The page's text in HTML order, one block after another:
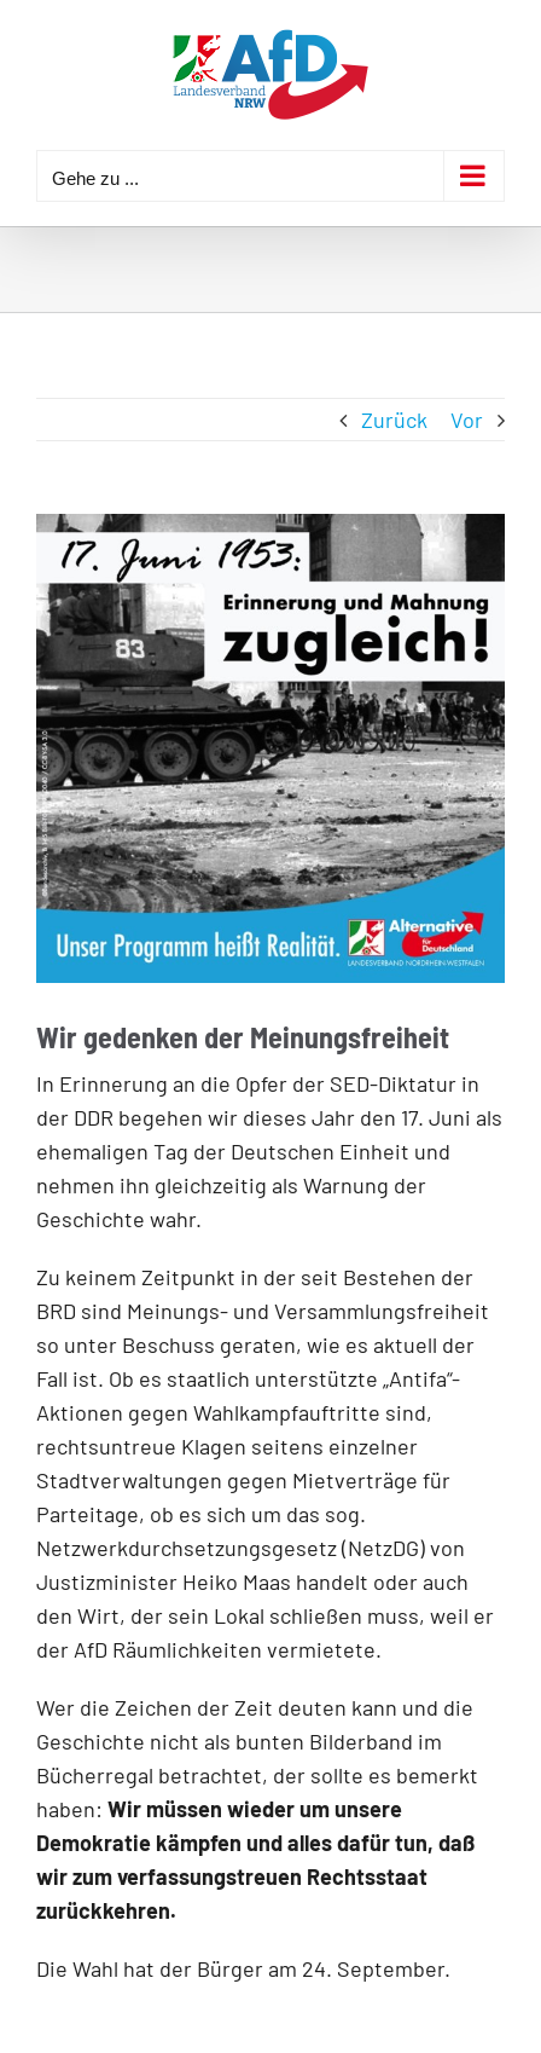
Gehe zu ...
Zurück Vor
Wir gedenken der Meinungsfreiheit
In Erinnerung an die Opfer der SED-Diktatur in
der DDR begehen wir dieses Jahr den 17. Juni als
ehemaligen Tag der Deutschen Einheit und
nehmen ihn gleichzeitig als Warnung der
Geschichte wahr.
Zu keinem Zeitpunkt in der seit Bestehen der
BRD sind Meinungs- und Versammlungsfreiheit
so unter Beschuss geraten, wie es aktuell der
Fall ist. Ob es staatlich unterstützte „Antifa“-
Aktionen gegen Wahlkampfauftritte sind,
rechtsuntreue Klagen seitens einzelner
Stadtverwaltungen gegen Mietverträge für
Parteitage, ob es sich um das sog.
Netzwerkdurchsetzungsgesetz (NetzDG) von
Justizminister Heiko Maas handelt oder auch
den Wirt, der sein Lokal schließen muss, weil er
der AfD Räumlichkeiten vermietete.
Wer die Zeichen der Zeit deuten kann und die
Geschichte nicht als bunten Bilderband im
Bücherregal betrachtet, der sollte es bemerkt
haben: Wir müssen wieder um unsere
Demokratie kämpfen und alles dafür tun, daß
wir zum verfassungstreuen Rechtsstaat
zurückkehren.
Die Wahl hat der Bürger am 24. September.